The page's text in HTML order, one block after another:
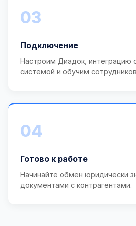
03
Подключение
Настроим Диадок, интеграцию
системой и обучим
04
Готово к работе
Начинайте обмен юридически
документами с контрагентами.